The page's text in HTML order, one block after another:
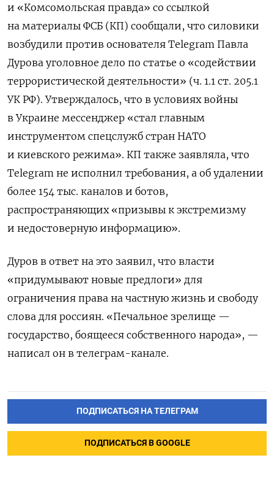
и «Комсомольская правда» со ссылкой
на материалы ФСБ (КП) сообщали, что силовики
возбудили против основателя Telegram Павла
Дурова уголовное дело по статье о «содействии
террористической деятельности» (ч. 1.1 ст. 205.1
УК РФ). Утверждалось, что в условиях войны
в Украине мессенджер «стал главным
инструментом спецслужб стран НАТО
и киевского режима». КП также заявляла, что
Telegram не исполнил требования, а об удалении
более 154 тыс. каналов и ботов,
распространяющих «призывы к экстремизму
и недостоверную информацию».
Дуров в ответ на это заявил, что власти
«придумывают новые предлоги» для
ограничения права на частную жизнь и свободу
слова для россиян. «Печальное зрелище —
государство, боящееся собственного народа», —
написал он в телеграм-канале.
ПОДПИСАТЬСЯ НА ТЕЛЕГРАМ
ПОДПИСАТЬСЯ В GOOGLE